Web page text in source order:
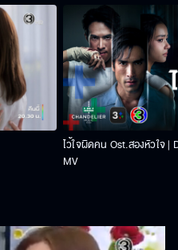
ไว้ใจผิดคน Ost.สองหัวใจ |
MV